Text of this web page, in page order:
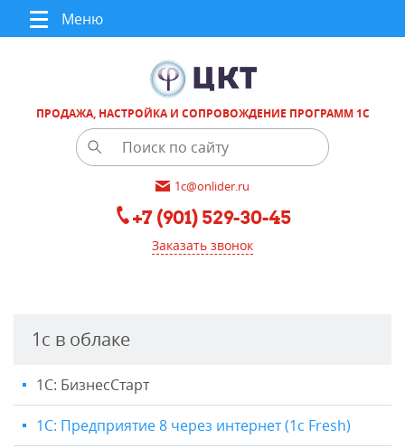
Меню
ПРОДАЖА, НАСТРОЙКА И СОПРОВОЖДЕНИЕ ПРОГРАММ 1С
1c@onlider.ru
+7 (901) 529-30-45
Заказать звонок
1с в облаке
1С: БизнесСтарт
1С: Предприятие 8 через интернет (1c Fresh)